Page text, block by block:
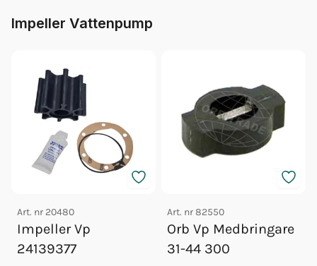
Impeller Vattenpump
Art. nr 20480
Impeller Vp
24139377
Art. nr82550
Orb Vp Medbringare
31-44 300